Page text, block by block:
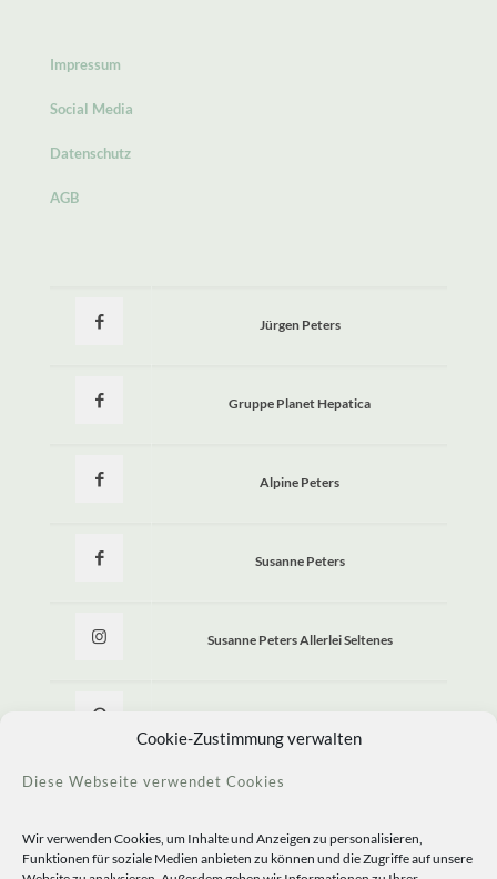
Cookie-Zustimmung verwalten
Diese Webseite verwendet Cookies
Wir verwenden Cookies, um Inhalte und Anzeigen zu personalisieren,
Funktionen für soziale Medien anbieten zu können und die Zugriffe auf unsere
Impressum
Social Media
Datenschutz
AGB
Jürgen Peters
Gruppe Planet Hepatica
Alpine Peters
Susanne Peters
Susanne Peters Allerlei Seltenes